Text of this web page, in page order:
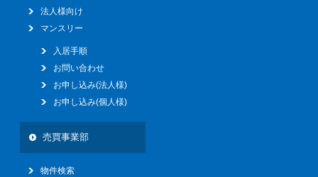
法人様向け
マンスリー
入居手順
お問い合わせ
お申し込み(法人様)
お申し込み(個人様)
売買事業部
物件検索